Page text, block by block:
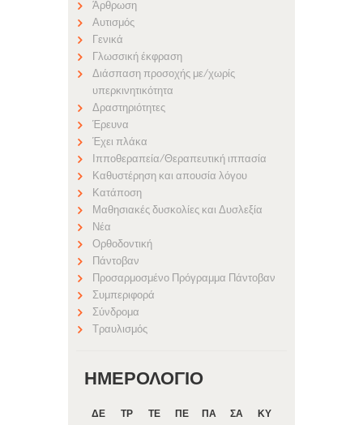
Άρθρωση
Αυτισμός
Γενικά
Γλωσσική έκφραση
Διάσπαση προσοχής με/χωρίς
υπερκινητικότητα
Δραστηριότητες
Έρευνα
Έχει πλάκα
Ιπποθεραπεία/Θεραπευτική ιππασία
Καθυστέρηση και απουσία λόγου
Κατάποση
Μαθησιακές δυσκολίες και Δυσλεξία
Νέα
Ορθοδοντική
Πάντοβαν
Προσαρμοσμένο Πρόγραμμα Πάντοβαν
Συμπεριφορά
Σύνδρομα
Τραυλισμός
ΗΜΕΡΟΛΌΓΙΟ
ΔΕ ΤΡ ΤΕ ΠΕ ΠΑ ΣΑ
ΚΥ